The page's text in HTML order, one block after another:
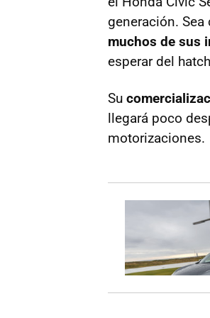
generación.
muchos de sus
esperar del
Su
llegará poco
motorizaciones.